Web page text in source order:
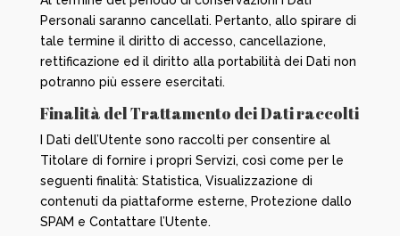
Personali saranno cancellati. Pertanto, allo spirare di
tale termine il diritto di accesso, cancellazione,
rettificazione ed il diritto alla portabilità dei Dati non
potranno più essere esercitati.
Finalità del Trattamento dei Dati raccolti
I Dati dell’Utente sono raccolti per consentire al
Titolare di fornire i propri Servizi, così come per le
seguenti finalità: Statistica, Visualizzazione di
contenuti da piattaforme esterne, Protezione dallo
SPAM e Contattare l’Utente.